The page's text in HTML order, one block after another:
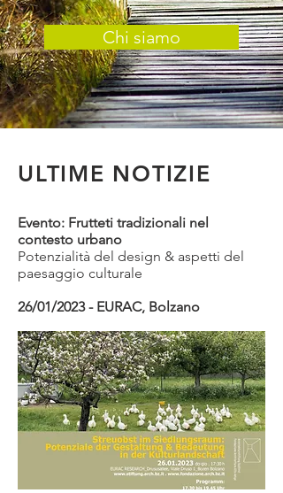
Chi siamo
ULTIME NOTIZIE
Evento: Frutteti tradizionali nel
contesto urbano
Potenzialità del design & aspetti del
paesaggio culturale
26/01/2023 - EURAC, Bolzano